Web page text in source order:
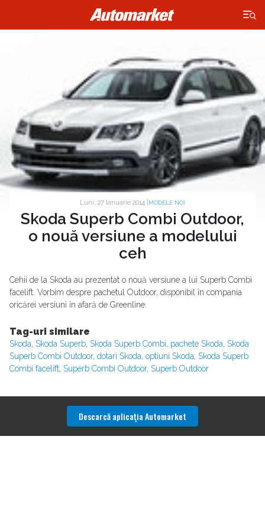
×
Luni, 27 Ianuarie 2014 | MODELE NOI
Skoda Superb Combi Outdoor,
o nouă versiune a modelului
ceh
Cehii de la Skoda au prezentat o nouă versiune a lui Superb Combi
facelift. Vorbim despre pachetul Outdoor, disponibil în compania
oricărei versiuni în afară de Greenline.
Tag-uri similare
Skoda, Skoda Superb, Skoda Superb Combi, pachete Skoda, Skoda
Superb Combi Outdoor, dotari Skoda, optiuni Skoda, Skoda Superb
Combi facelift, Superb Combi Outdoor, Superb Outdoor
Descarcă aplicaţia Automarket